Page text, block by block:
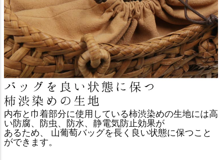
内布と巾着部分に使用している柿渋染めの生地には高
い防腐、防虫、防水、静電気防止効果が
あるため、 山葡萄バッグを長く良い状態に保つこと
ができます。